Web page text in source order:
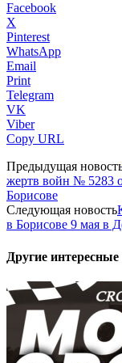
Facebook
X
Pinterest
WhatsApp
Email
Print
Telegram
VK
Viber
Copy URL
Предыдущая
жертв войн № 5283
Борисове
Следующая новость
в Борисове 9 мая в
Другие интересные